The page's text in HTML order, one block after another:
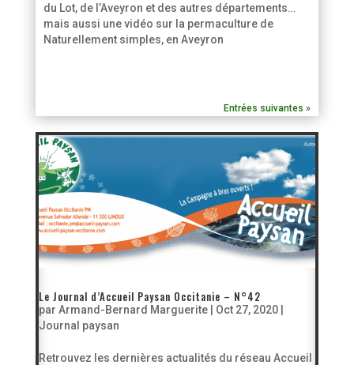
du Lot, de l’Aveyron et des autres départements…
mais aussi une vidéo sur la permaculture de
Naturellement simples, en Aveyron
Entrées suivantes »
Le Journal d’Accueil Paysan Occitanie – N°42
par Armand-Bernard Marguerite| Oct 27, 2020|
Journal paysan
Retrouvez les dernières actualités du réseau Accueil